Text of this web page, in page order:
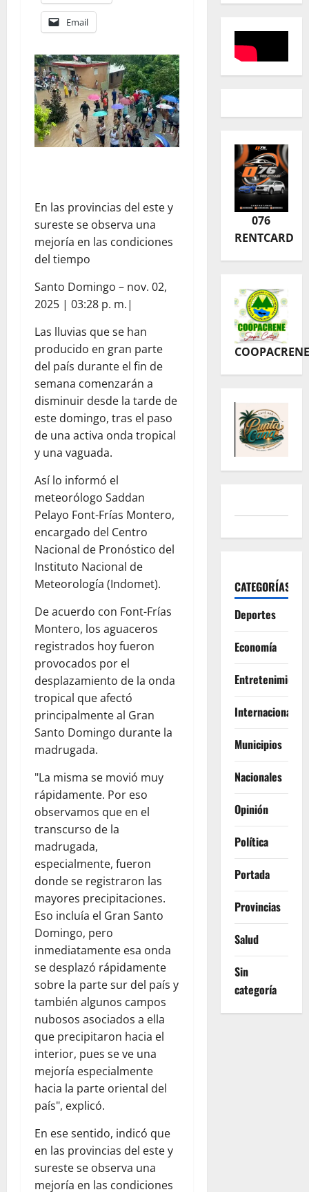
Email
En las provincias del este y
sureste se observa una
mejoría en las condiciones
del tiempo
Santo Domingo – nov. 02,
2025 | 03:28 p. m.|
Las lluvias que se han
producido en gran parte
del país durante el fin de
semana comenzarán a
disminuir desde la tarde de
este domingo, tras el paso
de una activa onda tropical
y una vaguada.
Así lo informó el
meteorólogo Saddan
Pelayo Font-Frías Montero,
encargado del Centro
Nacional de Pronóstico del
Instituto Nacional de
Meteorología (Indomet).
De acuerdo con Font-Frías
Montero, los aguaceros
registrados hoy fueron
provocados por el
desplazamiento de la onda
tropical que afectó
principalmente al Gran
Santo Domingo durante la
madrugada.
"La misma se movió muy
rápidamente. Por eso
observamos que en el
transcurso de la
madrugada,
especialmente, fueron
donde se registraron las
mayores precipitaciones.
Eso incluía el Gran Santo
Domingo, pero
inmediatamente esa onda
se desplazó rápidamente
sobre la parte sur del país y
también algunos campos
nubosos asociados a ella
que precipitaron hacia el
interior, pues se ve una
mejoría especialmente
hacia la parte oriental del
país", explicó.
En ese sentido, indicó que
en las provincias del este y
sureste se observa una
mejoría en las condiciones
076
RENTCARD
COOPACRENE
CATEGORÍAS
Deportes
Economía
Entretenimiento
Internacionales
Municipios
Nacionales
Opinión
Política
Portada
Provincias
Salud
Sin
categoría